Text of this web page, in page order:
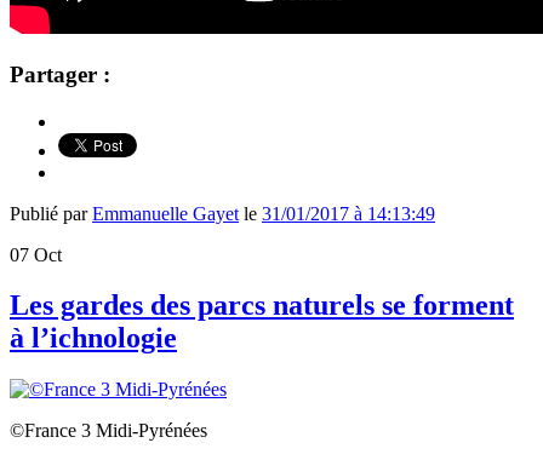
Partager :
Publié parEmmanuelle Gayet le 31/01/2017 à 14:13:49
07 Oct
Les gardes des parcs naturels se forment
à l’ichnologie
©France 3 Midi-Pyrénées